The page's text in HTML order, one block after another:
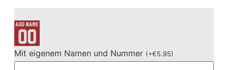
Mit eigenem Namen und Nummer (+€5.95)